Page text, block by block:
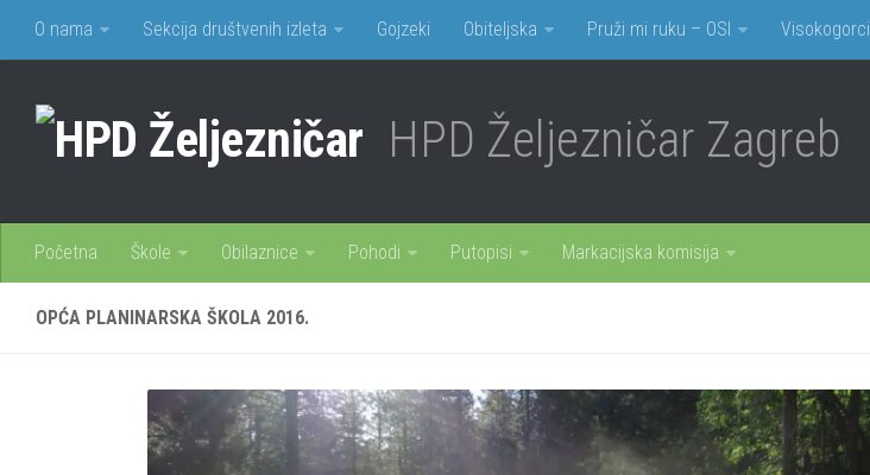
O nama Sekcija društvenih izleta Gojzeki Obiteljska Pruži mi ruku – OSI Visokogorci
HPD Željezničar Zagreb
Početna Škole Obilaznice Pohodi Putopisi Markacijska komisija
OPĆA PLANINARSKA ŠKOLA 2016.